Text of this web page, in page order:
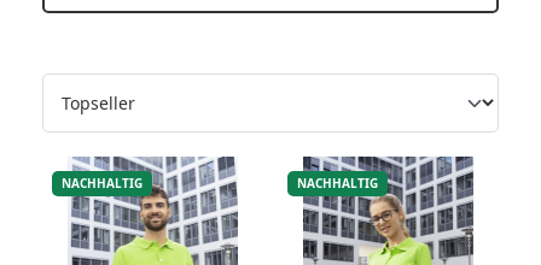
NACHHALTIG NACHHALTIG